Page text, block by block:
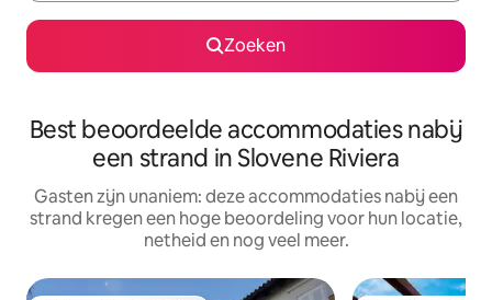
Zoeken
Best beoordeelde accommodaties nabij
een strand in Slovene Riviera
Gasten zijn unaniem: deze accommodaties nabij een
strand kregen een hoge beoordeling voor hun locatie,
netheid en nog veel meer.